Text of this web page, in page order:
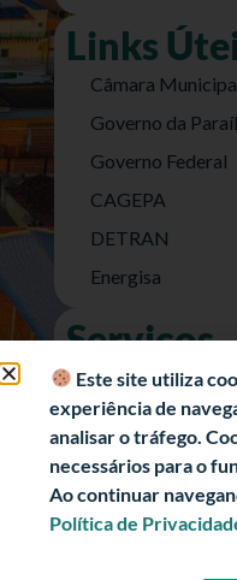
Links
Câmara
Governo da
Governo Federal
CAGEPA
DETRAN
Energisa
Serviços
Nota Fiscal
e-SIC (Acesso a
Transparência
História
Informações
Este site utiliza
experiência de
analisar o tráfego.
necessários para o
Ao continuar
Política de